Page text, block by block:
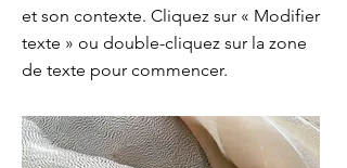
et son contexte. Cliquez sur « Modifier
texte » ou double-cliquez sur la zone
de texte pour commencer.